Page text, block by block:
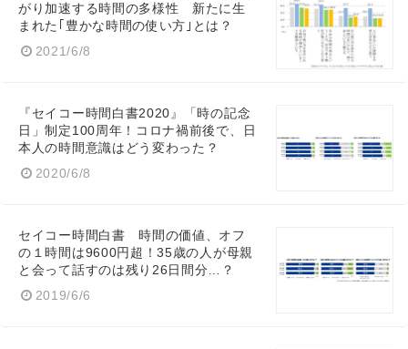
がり加速する時間の多様性 新たに生
まれた｢豊かな時間の使い方｣とは？
2021/6/8
『セイコー時間白書2020』「時の記念
日」制定100周年！コロナ禍前後で、日
本人の時間意識はどう変わった？
2020/6/8
セイコー時間白書 時間の価値、オフ
の１時間は9600円超！35歳の人が母親
と会って話すのは残り26日間分…？
2019/6/6